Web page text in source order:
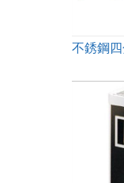
不銹鋼